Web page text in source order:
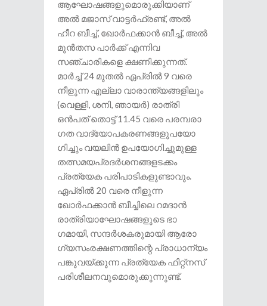
ആഘോഷങ്ങളുമൊരുക്കിയാണ്
അൽ മജാസ് വാട്ടർഫ്രണ്ട്, അൽ
ഹീറ ബീച്ച്, ഖോർഫക്കാൻ ബീച്ച്, അൽ
മുൻതസ പാർക്ക് എന്നിവ
സഞ്ചാരികളെ ക്ഷണിക്കുന്നത്.
മാർച്ച് 24 മുതൽ ഏപ്രിൽ 9 വരെ
നീളുന്ന എല്ലാ വാരാന്ത്യങ്ങളിലും
(വെള്ളി, ശനി, ഞായർ) രാത്രി
ഒൻപത് തൊട്ട് 11.45 വരെ പരമ്പരാ​
ഗത വാദ്യോപകരണങ്ങളുപയോ​
ഗിച്ചും വയലിൻ ഉപയോ​ഗിച്ചുമുള്ള
തത്സമയപ്രദർശനങ്ങളടക്കം
പ്രത്യേക പരിപാടികളുണ്ടാവും.
ഏപ്രിൽ 20 വരെ നീളുന്ന
ഖോർഫക്കാൻ ബീച്ചിലെ റമദാൻ
രാത്രിയാഘോഷങ്ങളുടെ ഭാ​
ഗമായി, സന്ദർശകരുമായി ആരോ​
ഗ്യസംരക്ഷണത്തിന്റെ പ്രാധാന്യം
പങ്കുവയ്ക്കുന്ന പ്രത്യേക ഫിറ്റ്നസ്
പരിശീലനവുമൊരുക്കുന്നുണ്ട്.